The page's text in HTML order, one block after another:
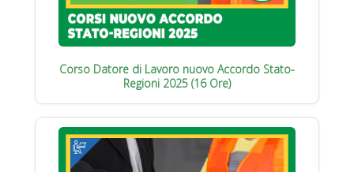
Corso Datore di Lavoro nuovo Accordo Stato-
Regioni 2025 (16 Ore)